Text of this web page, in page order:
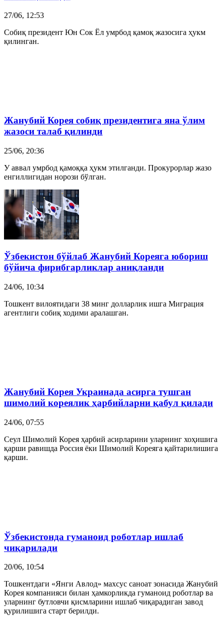
27/06, 12:53
Собиқ президент Юн Сок Ёл умрбод қамоқ жазосига ҳукм
қилинган.
Жанубий Корея собиқ президентига яна ўлим
жазоси талаб қилинди
25/06, 20:36
У аввал умрбод қамоққа ҳукм этилганди. Прокурорлар жазо
енгиллигидан норози бўлган.
Ўзбекистон бўйлаб Жанубий Кореяга юбориш
бўйича фирибгарликлар аниқланди
24/06, 10:34
Тошкент вилоятидаги 38 минг долларлик ишга Миграция
агентлиги собиқ ходими аралашган.
Жанубий Корея Украинада асирга тушган
шимолий кореялик ҳарбийларни қабул қилади
24/06, 07:55
Сеул Шимолий Корея ҳарбий асирларини уларнинг хоҳишига
қарши равишда Россия ёки Шимолий Кореяга қайтарилишига
қарши.
Ўзбекистонда гуманоид роботлар ишлаб
чиқарилади
20/06, 10:54
Тошкентдаги «Янги Авлод» махсус саноат зонасида Жанубий
Корея компанияси билан ҳамкорликда гуманоид роботлар ва
уларнинг бутловчи қисмларини ишлаб чиқарадиган завод
қурилишига старт берилди.